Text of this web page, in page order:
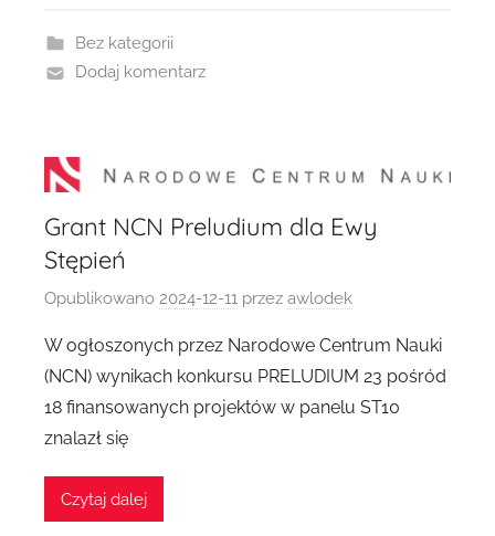
Bez kategorii
Dodaj komentarz
Grant NCN Preludium dla Ewy
Stępień
Opublikowano 2024-12-11 przez awlodek
W ogłoszonych przez Narodowe Centrum Nauki
(NCN) wynikach konkursu PRELUDIUM 23 pośród
18 finansowanych projektów w panelu ST10
znalazł się
Czytaj dalej